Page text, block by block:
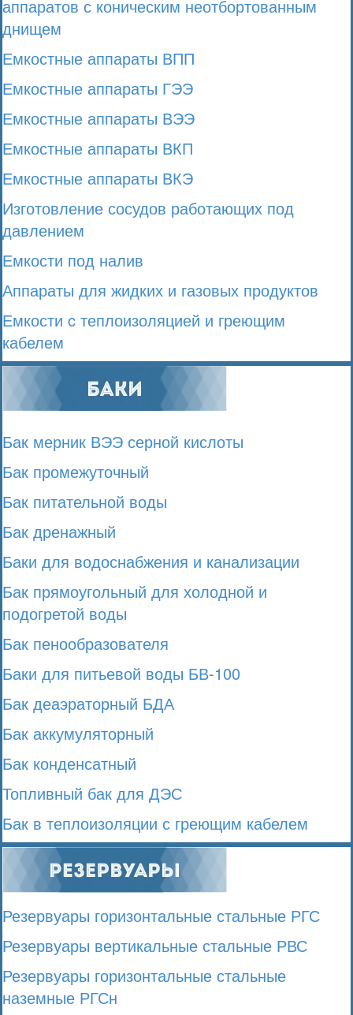
аппаратов с коническим неотбортованным
днищем
Емкостные аппараты ВПП
Емкостные аппараты ГЭЭ
Емкостные аппараты ВЭЭ
Емкостные аппараты ВКП
Емкостные аппараты ВКЭ
Изготовление сосудов работающих под
давлением
Емкости под налив
Аппараты для жидких и газовых продуктов
Емкости c теплоизоляцией и греющим
кабелем
Бак мерник ВЭЭ серной кислоты
Бак промежуточный
Бак питательной воды
Бак дренажный
Баки для водоснабжения и канализации
Бак прямоугольный для холодной и
подогретой воды
Бак пенообразователя
Баки для питьевой воды БВ-100
Бак деаэраторный БДА
Бак аккумуляторный
Бак конденсатный
Топливный бак для ДЭС
Бак в теплоизоляции с греющим кабелем
Резервуары горизонтальные стальные РГС
Резервуары вертикальные стальные РВС
Резервуары горизонтальные стальные
наземные РГСн